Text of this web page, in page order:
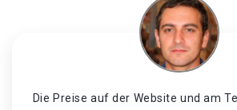
Die Preise auf der Website und am